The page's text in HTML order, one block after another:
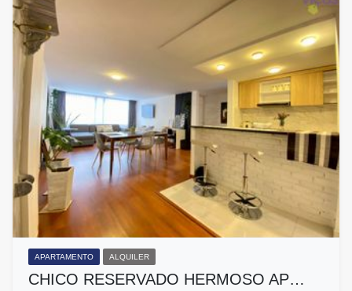
APARTAMENTO ALQUILER
CHICO RESERVADO HERMOSO AP…